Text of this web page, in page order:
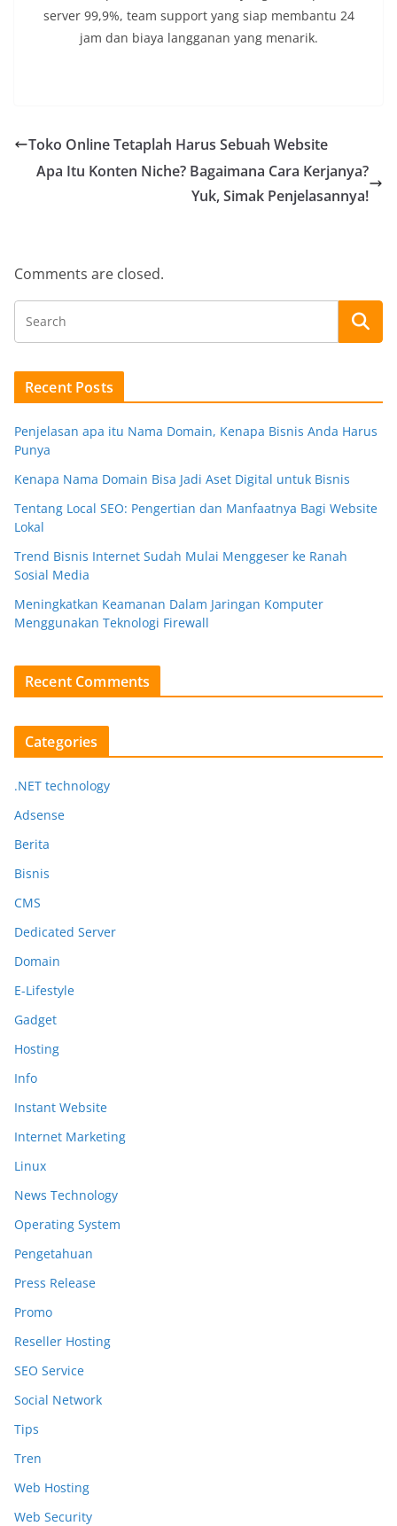
server 99,9%, team support yang siap membantu 24
jam dan biaya langganan yang menarik.
Toko Online Tetaplah Harus Sebuah Website
Apa Itu Konten Niche? Bagaimana Cara Kerjanya?
Yuk, Simak Penjelasannya!
Comments are closed.
Recent Posts
Penjelasan apa itu Nama Domain, Kenapa Bisnis Anda Harus
Punya
Kenapa Nama Domain Bisa Jadi Aset Digital untuk Bisnis
Tentang Local SEO: Pengertian dan Manfaatnya Bagi Website
Lokal
Trend Bisnis Internet Sudah Mulai Menggeser ke Ranah
Sosial Media
Meningkatkan Keamanan Dalam Jaringan Komputer
Menggunakan Teknologi Firewall
Recent Comments
Categories
.NET technology
Adsense
Berita
Bisnis
CMS
Dedicated Server
Domain
E-Lifestyle
Gadget
Hosting
Info
Instant Website
Internet Marketing
Linux
News Technology
Operating System
Pengetahuan
Press Release
Promo
Reseller Hosting
SEO Service
Social Network
Tips
Tren
Web Hosting
Web Security